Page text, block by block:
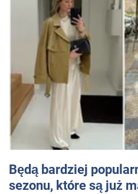
Będą bardziej
sezonu, które są już